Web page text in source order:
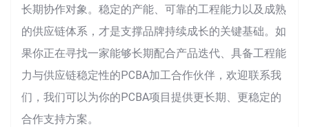
长期协作对象。稳定的产能、可靠的工程能力以及成熟
的供应链体系，才是支撑品牌持续成长的关键基础。如
果你正在寻找一家能够长期配合产品迭代、具备工程能
力与供应链稳定性的PCBA加工合作伙伴，欢迎联系我
们，我们可以为你的PCBA项目提供更长期、更稳定的
合作支持方案。